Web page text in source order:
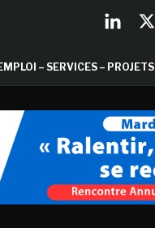
– SERVICES – PROJETS